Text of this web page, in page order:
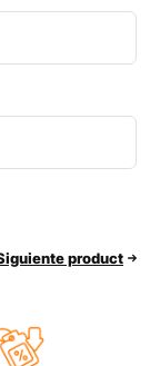
product